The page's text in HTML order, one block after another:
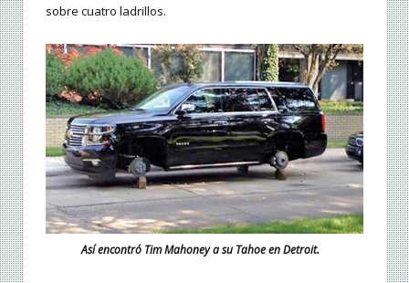
sobre cuatro ladrillos.
Así encontró Tim Mahoney a su Tahoe en Detroit.